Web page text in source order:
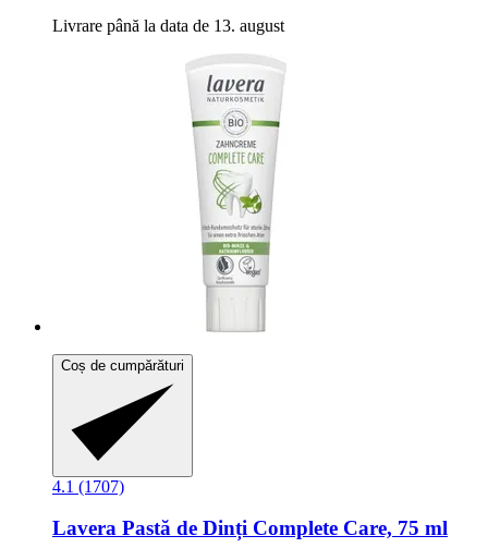
Livrare până la data de 13. august
Coș de cumpărături
4.1 (1707)
Lavera Pastă de Dinți Complete Care, 75 ml